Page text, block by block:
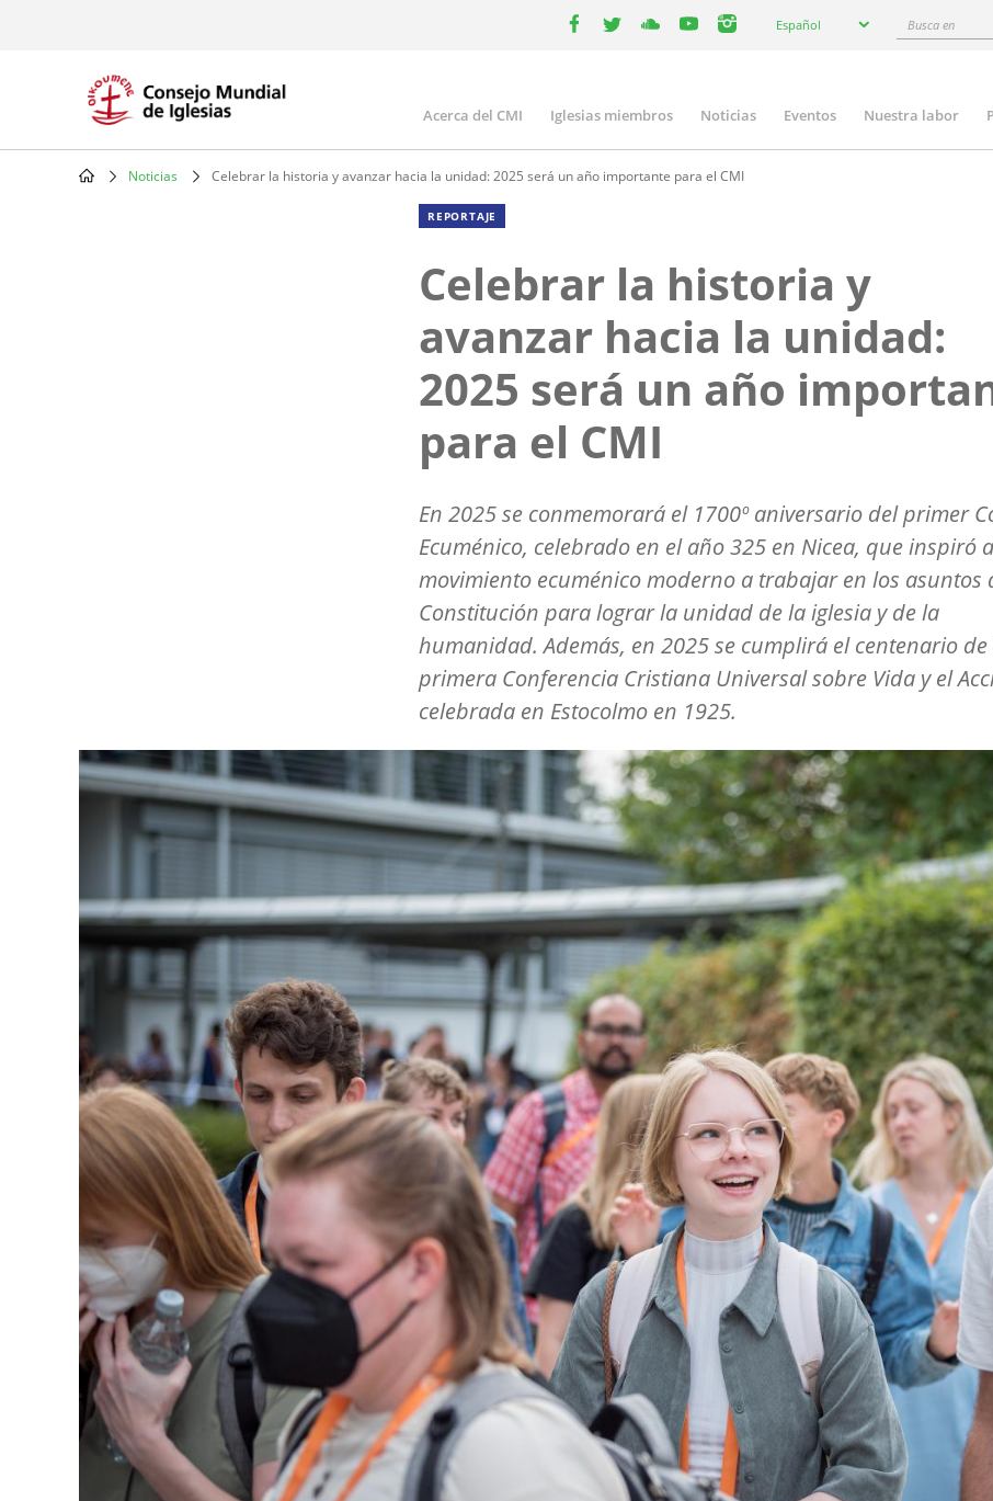
your
Español
Busca
Main
navigation
Acerca del CMI Iglesias miembros Noticias Eventos Nuestra labor
Noticias Celebrar la historia y avanzar hacia la unidad: 2025 será un año importante para el CMI
REPORTAJE
Celebrar la historia y
avanzar hacia la unidad:
2025 será un año
para el CMI
En 2025 se conmemorará el 1700º aniversario del primer
Ecuménico, celebrado en el año 325 en Nicea, que inspiró
movimiento ecuménico moderno a trabajar en los asuntos
Constitución para lograr la unidad de la iglesia y de la
humanidad. Además, en 2025 se cumplirá el centenario de
primera Conferencia Cristiana Universal sobre Vida y el
celebrada en Estocolmo en 1925.
Image